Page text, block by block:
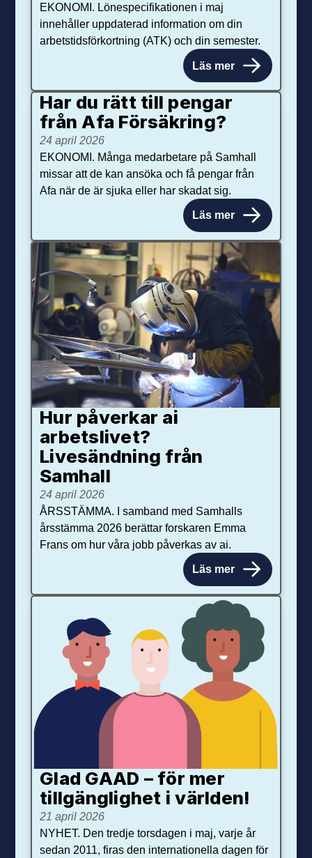
EKONOMI. Lönespecifikationen i maj
innehåller uppdaterad information om din
arbetstidsförkortning (ATK) och din semester.
Läs mer
Har du rätt till pengar
från Afa Försäkring?
24 april 2026
EKONOMI. Många medarbetare på Samhall
missar att de kan ansöka och få pengar från
Afa när de är sjuka eller har skadat sig.
Läs mer
Hur påverkar ai
arbetslivet?
Livesändning från
Samhall
24 april 2026
ÅRSSTÄMMA. I samband med Samhalls
årsstämma 2026 berättar forskaren Emma
Frans om hur våra jobb påverkas av ai.
Läs mer
Glad GAAD – för mer
tillgänglighet i världen!
21 april 2026
NYHET. Den tredje torsdagen i maj, varje år
sedan 2011, firas den internationella dagen för